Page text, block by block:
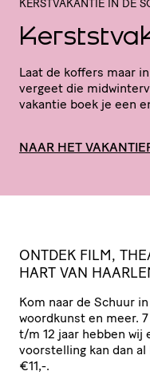
KERSTVAKANTIE IN DE
Laat de koffers maar
vergeet die
vakantie boek je een
NAAR HET
ONTDEK FILM,
HART VAN
Kom naar de Schuur
woordkunst en meer.
t/​m 12 jaar hebben wij
voor­stel­ling kan dan
€11,-.